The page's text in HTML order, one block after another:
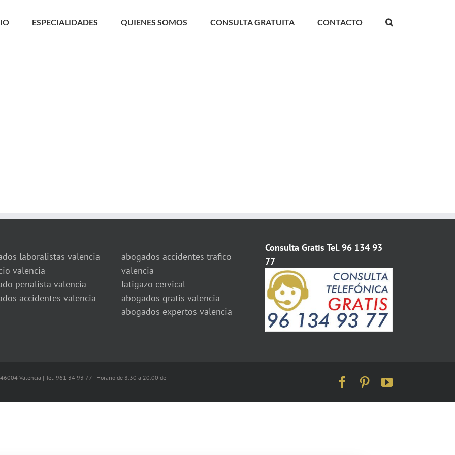
ESPECIALIDADES QUIENES SOMOS CONSULTA GRATUITA CONTACTO
laboralistas valencia
valencia
penalista valencia
accidentes valencia
abogados accidentes trafico
valencia
latigazo cervical
abogados gratis valencia
abogados expertos valencia
Consulta Gratis Tel. 96 134 93
77
Valencia | Tel. 961 34 93 77 | Horario de 8:30 a 20:00 de
Facebook
PinterestYouTube